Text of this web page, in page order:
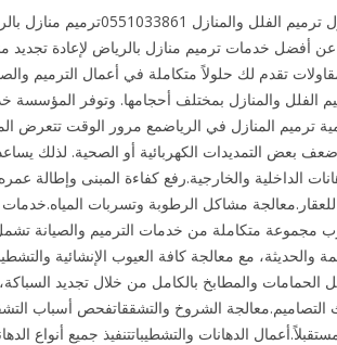
ترميم منازل بالرياض | مقاول
كنت تبحث عن أفضل خدمات ترميم منازل بالرياض لإعادة
تقدم لك حلولاً متكاملة في أعمال الترميم
الفلل والمنازل بمختلف أحجامها. وتوفر المؤسسة
ترميم المنازل في الرياضمع مرور الوقت تتعرض
بعض التمديدات الكهربائية أو الصحية. لذلك
الداخلية والخارجية.رفع كفاءة المبنى وإطالة
للعقار.معالجة مشاكل الرطوبة وتسربات
مجموعة متكاملة من خدمات الترميم والصيانة
والحديثة، مع معالجة كافة العيوب الإنشائية
الحمامات والمطابخ بالكامل من خلال تجديد
التصاميم.معالجة الشروخ والتشققاتفحص أسباب
الدهانات والتشطيباتتنفيذ جميع أنواع